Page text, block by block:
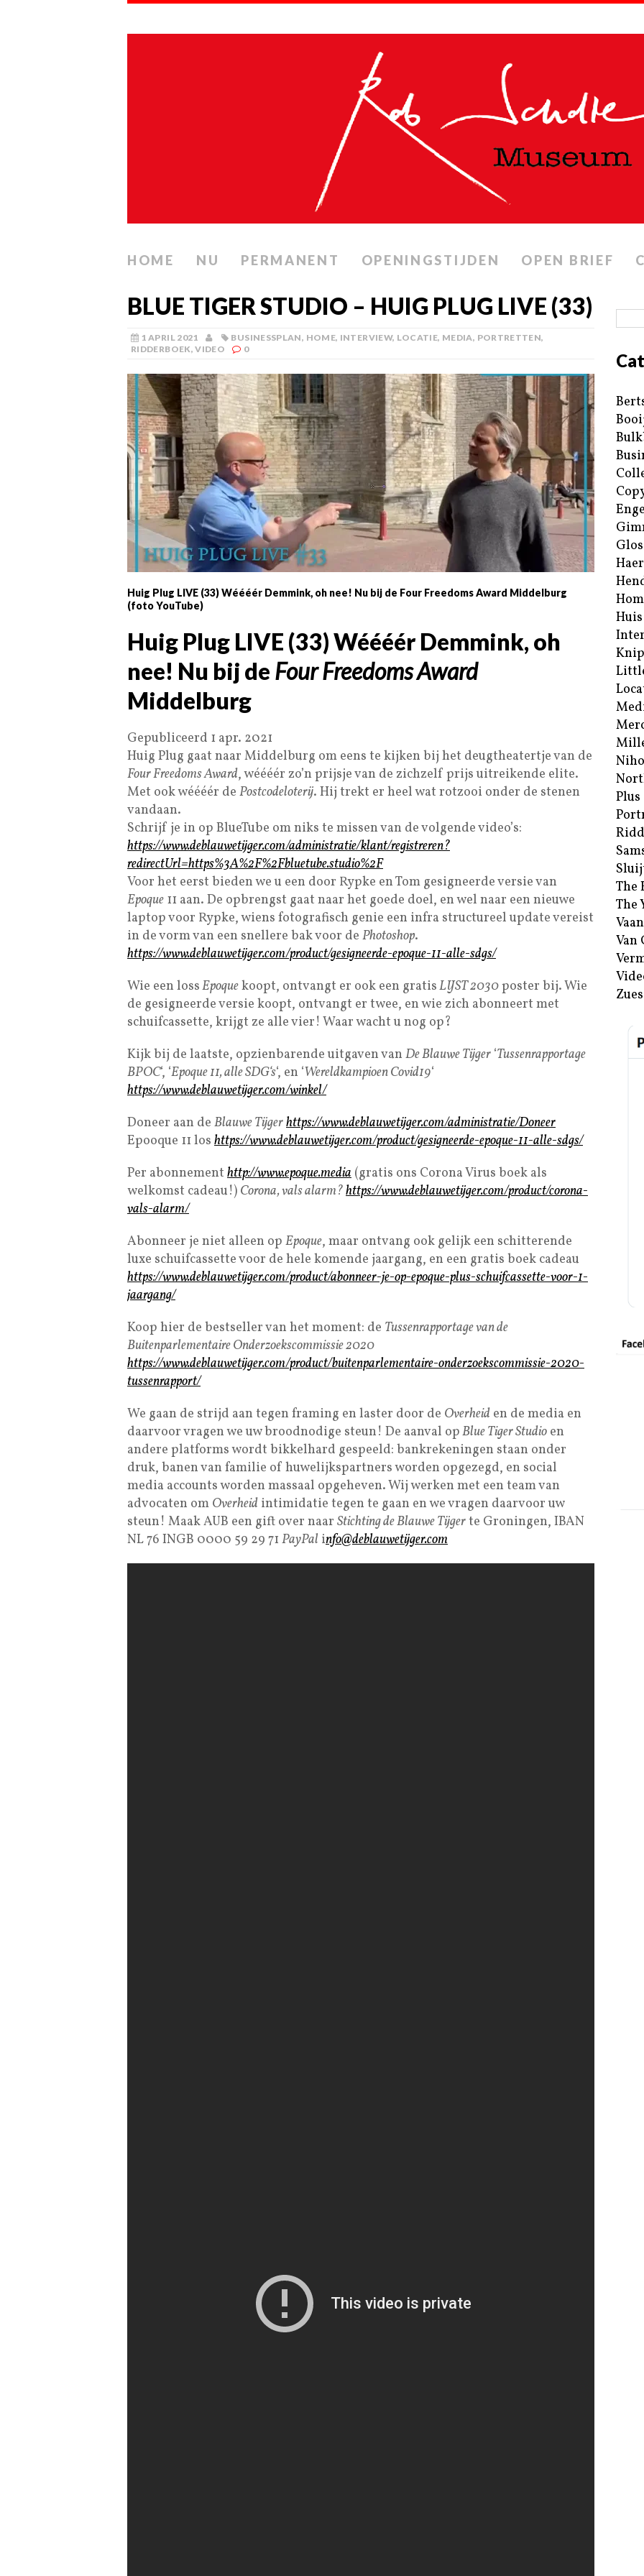
HOME NU PERMANENT OPENINGSTIJDEN OPEN BRIEF
BLUE TIGER STUDIO – HUIG PLUG LIVE (33)
1 APRIL 2021 BUSINESSPLAN, HOME, INTERVIEW, LOCATIE, MEDIA, PORTRETTEN,
RIDDERBOEK,VIDEO 0
Huig Plug LIVE (33) Wéééér Demmink, oh nee! Nu bij de Four Freedoms Award Middelburg
(foto YouTube)
Huig Plug LIVE (33) Wéééér Demmink, oh
nee! Nu bij de Four Freedoms Award
Middelburg
Gepubliceerd 1 apr. 2021
Huig Plug gaat naar Middelburg om eens te kijken bij het deugtheatertje van de
Four Freedoms Award, wéééér zo’n prijsje van de zichzelf prijs uitreikende elite.
Met ook wéééér de Postcodeloterij. Hij trekt er heel wat rotzooi onder de stenen
vandaan.
Schrijf je in op BlueTube om niks te missen van de volgende video’s:
https://www.deblauwetijger.com/administratie/klant/registreren?
redirectUrl=https%3A%2F%2Fbluetube.studio%2F
Voor het eerst bieden we u een door Rypke en Tom gesigneerde versie van
Epoque 11 aan. De opbrengst gaat naar het goede doel, en wel naar een nieuwe
laptop voor Rypke, wiens fotografisch genie een infra structureel update vereist
in de vorm van een snellere bak voor de Photoshop.
https://www.deblauwetijger.com/product/gesigneerde-epoque-11-alle-sdgs/
Wie een lossEpoquekoopt, ontvangt er ook een gratisLIJST 2030poster bij. Wie
de gesigneerde versie koopt, ontvangt er twee, en wie zich abonneert met
schuifcassette, krijgt ze alle vier! Waar wacht u nog op?
Kijk bij de laatste, opzienbarende uitgaven van De Blauwe Tijger ‘Tussenrapportage
BPOC‘, ‘Epoque 11, alle SDG‘s‘, en ‘Wereldkampioen Covid19‘
https://www.deblauwetijger.com/winkel/​
Doneer aan de Blauwe Tijgerhttps://www.deblauwetijger.com/administratie/Doneer
Epooque 11 los https://www.deblauwetijger.com/product/gesigneerde-epoque-11-alle-sdgs/
Per abonnement http://www.epoque.media (gratis ons Corona Virus boek als
welkomst cadeau!) Corona, vals alarm?https://www.deblauwetijger.com/product/corona-
vals-alarm/
Abonneer je niet alleen op Epoque, maar ontvang ook gelijk een schitterende
luxe schuifcassette voor de hele komende jaargang, en een gratis boek cadeau
https://www.deblauwetijger.com/product/abonneer-je-op-epoque-plus-schuifcassette-voor-1-
jaargang/
Koop hier de bestseller van het moment: de Tussenrapportage van de
Buitenparlementaire Onderzoekscommissie 2020
https://www.deblauwetijger.com/product/buitenparlementaire-onderzoekscommissie-2020-
tussenrapport/
We gaan de strijd aan tegen framing en laster door de Overheid en de media en
daarvoor vragen we uw broodnodige steun! De aanval opBlue Tiger Studio en
andere platforms wordt bikkelhard gespeeld: bankrekeningen staan onder
druk, banen van familie of huwelijkspartners worden opgezegd, en social
media accounts worden massaal opgeheven. Wij werken met een team van
advocaten om Overheid intimidatie tegen te gaan en we vragen daarvoor uw
steun! Maak AUB een gift over naar Stichting de Blauwe Tijgerte Groningen, IBAN
NL 76 INGB 0000 59 29 71 PayPal info@deblauwetijger.com
Plus
The
The
Van